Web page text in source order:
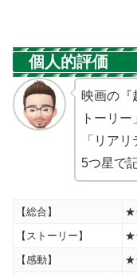
個人的評価
映画の『
トーリ
「リア
5つ星で
【総合】
【ストーリー】
【感動】